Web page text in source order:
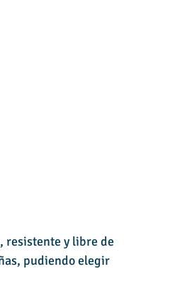
resistente y libre de
pudiendo elegir